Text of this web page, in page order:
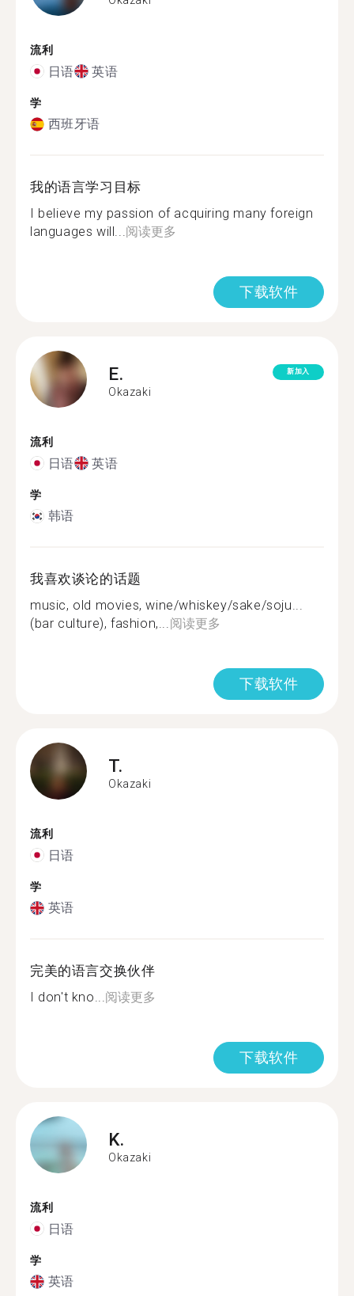
流利
日语 英语
学
西班牙语
我的语言学习目标
I believe my passion of acquiring many foreign
languages will...阅读更多
下载软件
E.
Okazaki
新加入
流利
日语 英语
学
韩语
我喜欢谈论的话题
music, old movies, wine/whiskey/sake/soju...
(bar culture), fashion,...阅读更多
下载软件
T.
Okazaki
流利
日语
学
英语
完美的语言交换伙伴
I don't kno...阅读更多
下载软件
K.
Okazaki
流利
日语
学
英语